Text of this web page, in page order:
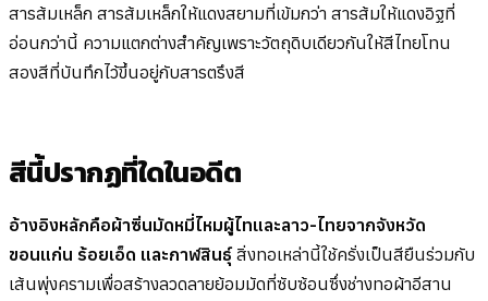
สารส้มเหล็ก สารส้มเหล็กให้แดงสยามที่เข้มกว่า สารส้มให้แดงอิฐที่
อ่อนกว่านี้ ความแตกต่างสำคัญเพราะวัตถุดิบเดียวกันให้สีไทยโทน
สองสีที่บันทึกไว้ขึ้นอยู่กับสารตรึงสี
สีนี้ปรากฏที่ใดในอดีต
อ้างอิงหลักคือผ้าซิ่นมัดหมี่ไหมผู้ไทและลาว-ไทยจากจังหวัด
ขอนแก่น ร้อยเอ็ด และกาฬสินธุ์สิ่งทอเหล่านี้ใช้ครั่งเป็นสียืนร่วมกับ
เส้นพุ่งครามเพื่อสร้างลวดลายย้อมมัดที่ซับซ้อนซึ่งช่างทอผ้าอีสาน